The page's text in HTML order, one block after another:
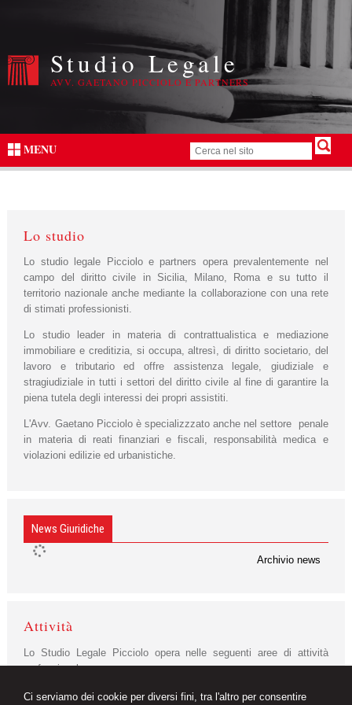
Ci serviamo dei cookie per diversi fini, tra l'altro per consentire
Studio Legale
AVV. GAETANO PICCIOLO E PARTNERS
MENU
Lo studio
Lo studio legale Picciolo e partners opera prevalentemente nel
campo del diritto civile in Sicilia, Milano, Roma e su tutto il
territorio nazionale anche mediante la collaborazione con una rete
di stimati professionisti.
Lo studio leader in materia di contrattualistica e mediazione
immobiliare e creditizia, si occupa, altresì, di diritto societario, del
lavoro e tributario ed offre assistenza legale, giudiziale e
stragiudiziale in tutti i settori del diritto civile al fine di garantire la
piena tutela degli interessi dei propri assistiti.
L'Avv. Gaetano Picciolo è specializzzato anche nel settore penale
in materia di reati finanziari e fiscali, responsabilità medica e
violazioni edilizie ed urbanistiche.
News Giuridiche
Archivio news
Attività
Lo Studio Legale Picciolo opera nelle seguenti aree di attività
professionale:
leader in ambito di contrattualistica e mediazione immobiliare e